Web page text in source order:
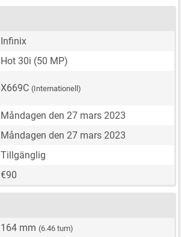
Infinix
Hot 30i (50 MP)
X669C (Internationell)
Måndagen den 27 mars 2023
Måndagen den 27 mars 2023
Tillgänglig
€90
164 mm (6.46 tum)